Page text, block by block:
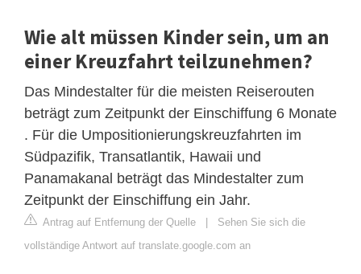
Wie alt müssen Kinder sein, um an
einer Kreuzfahrt teilzunehmen?
Das Mindestalter für die meisten Reiserouten
beträgt zum Zeitpunkt der Einschiffung 6 Monate
. Für die Umpositionierungskreuzfahrten im
Südpazifik, Transatlantik, Hawaii und
Panamakanal beträgt das Mindestalter zum
Zeitpunkt der Einschiffung ein Jahr.
Antrag auf Entfernung der Quelle | Sehen Sie sich die
vollständige Antwort auf translate.google.com an